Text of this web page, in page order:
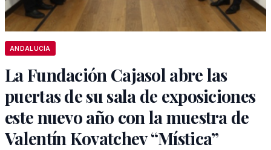
ANDALUCÍA
La Fundación Cajasol abre las
puertas de su sala de exposiciones
este nuevo año con la muestra de
Valentín Kovatchev “Mística”